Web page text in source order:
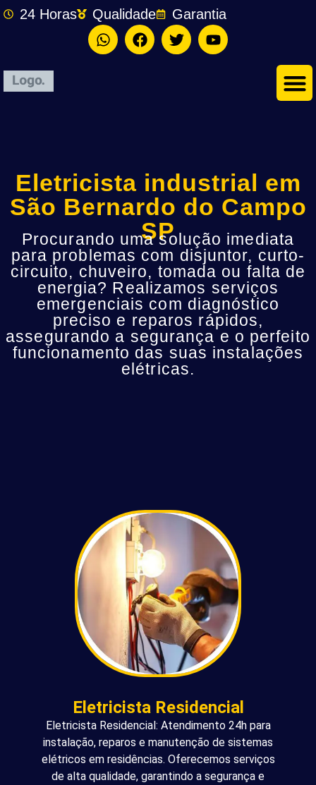
24 Horas Qualidade Garantia
Eletricista industrial em
São Bernardo do Campo
SP
Procurando uma solução imediata
para problemas com disjuntor, curto-
circuito, chuveiro, tomada ou falta de
energia? Realizamos serviços
emergenciais com diagnóstico
preciso e reparos rápidos,
assegurando a segurança e o perfeito
funcionamento das suas instalações
elétricas.
Eletricista Residencial
Eletricista Residencial: Atendimento 24h para
instalação, reparos e manutenção de sistemas
elétricos em residências. Oferecemos serviços
de alta qualidade, garantindo a segurança e